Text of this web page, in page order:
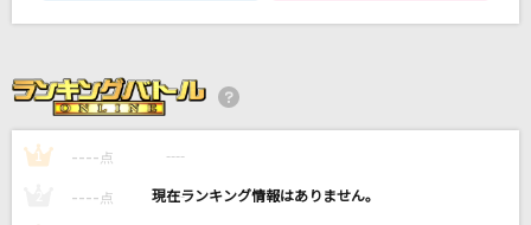
スキマスイッチ
RPG
SEKAI NO OWARI(世界の終わり)
1 ---- 点 ----
---- 点 ----